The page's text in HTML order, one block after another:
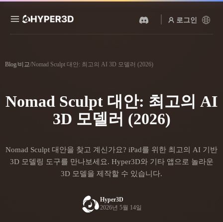
로그인
Rodin ChatAvatar
기능
사진을 업로드하면 3D 오브
젝트를 바로 받아보세요.
텍스트를 3D로
텍스트 프롬프트를 3D 오브
젝트로 — 즉시 변환.
영상을 만드세요.
비주얼을 생성하세요.
요금
커뮤니티
연구
Blog/비교/Nomad Sculpt 대안: 최고의 AI 3D 모델러 (2026)
Nomad Sculpt 대안: 최고의 AI
3D 모델러 (2026)
Nomad Sculpt 대안을 찾고 계신가요? iPad를 위한 최고의 AI 기반
3D 모델링 도구를 만나보세요. Hyper3D와 기타 앱으로 놀라운
3D 모델을 제작할 수 있습니다.
Hyper3D
2026년 5월 14일